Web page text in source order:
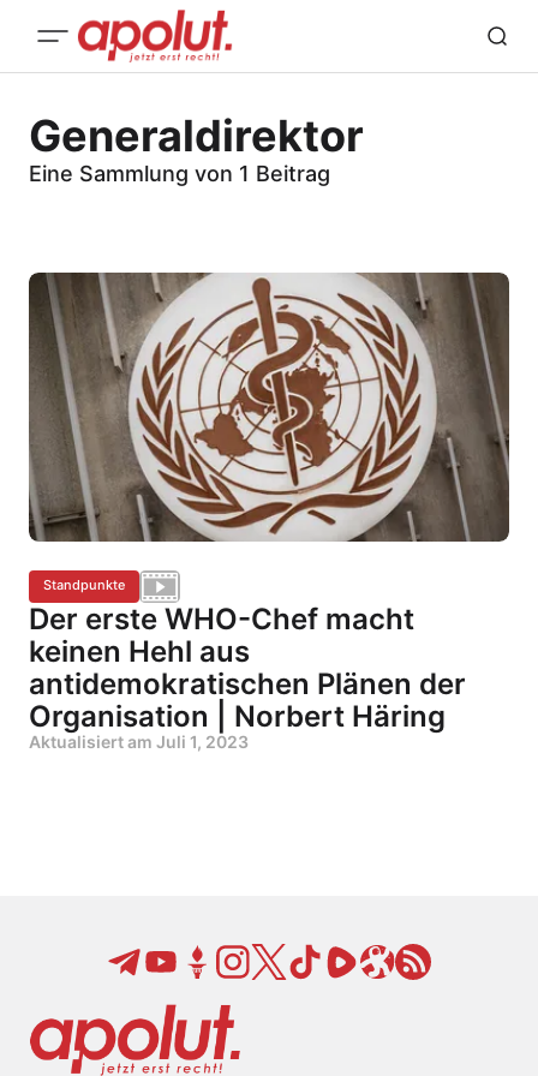
Generaldirektor
Eine Sammlung von 1 Beitrag
Standpunkte
Der erste WHO-Chef macht
keinen Hehl aus
antidemokratischen Plänen der
Organisation | Norbert Häring
Aktualisiert am Juli 1, 2023